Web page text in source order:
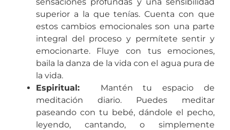
superior a la que tenías. Cuenta con que
estos cambios emocionales son una parte
integral del proceso y permítete sentir y
emocionarte. Fluye con tus emociones,
baila la danza de la vida con el agua pura de
la vida.
Espiritual:
Mantén tu espacio de
meditación diario. Puedes meditar
paseando con tu bebé, dándole el pecho,
leyendo, cantando, o simplemente